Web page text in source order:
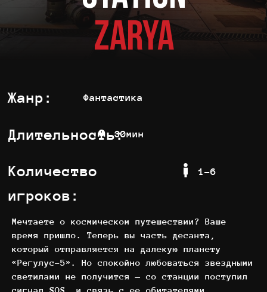
ZARYA
30мин
Мечтаете о космическом путешествии? Ваше
время пришло. Теперь вы часть десанта,
который отправляется на далекую планету
«Регулус-5». Но спокойно любоваться звездными
светилами не получится — со станции поступил